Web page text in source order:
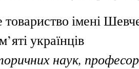
товариство імені
українців
наук,